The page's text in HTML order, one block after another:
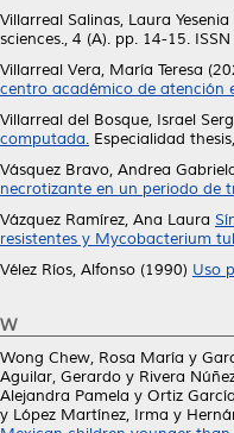
Villarreal Salinas, Laura Yesenia
sciences., 4 (A). pp. 14-15.
Villarreal Vera, María Teresa
centro académico de atención
Villarreal del Bosque, Israel
computada. Especialidad
Vásquez Bravo, Andrea
necrotizante en un periodo de
Vázquez Ramírez, Ana Laura
resistentes y Mycobacterium
Vélez Ríos, Alfonso (1990) Uso
W
Wong Chew, Rosa María y
Aguilar, Gerardo y Rivera
Alejandra Pamela y Ortiz
y López Martínez, Irma y